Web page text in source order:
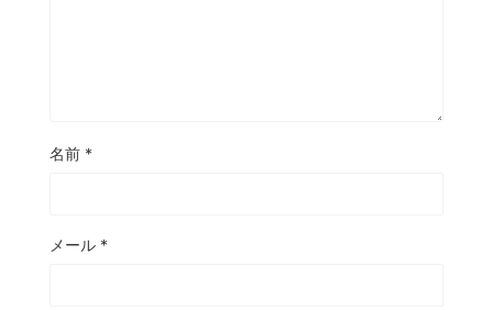
名前 *
メール *